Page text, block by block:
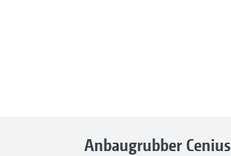
Anbaugrubber Cenius